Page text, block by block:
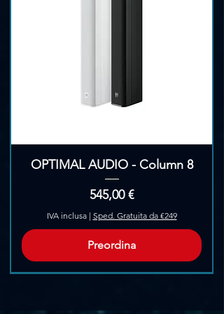
OPTIMAL AUDIO - Column 8
Prezzo
545,00 €
IVA inclusa| Sped. Gratuita da €249
Preordina